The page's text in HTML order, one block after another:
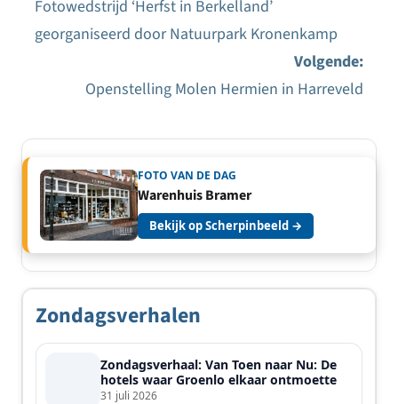
Bericht
Fotowedstrijd ‘Herfst in Berkelland’
georganiseerd door Natuurpark Kronenkamp
Volgende:
Openstelling Molen Hermien in Harreveld
FOTO VAN DE DAG
Warenhuis Bramer
Bekijk op Scherpinbeeld →
Zondagsverhalen
Zondagsverhaal: Van Toen naar Nu: De
hotels waar Groenlo elkaar ontmoette
31 juli 2026